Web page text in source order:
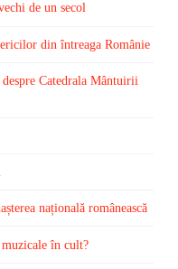
de un secol
din întreaga Românie
Catedrala Mântuirii
națională românească
în cult?